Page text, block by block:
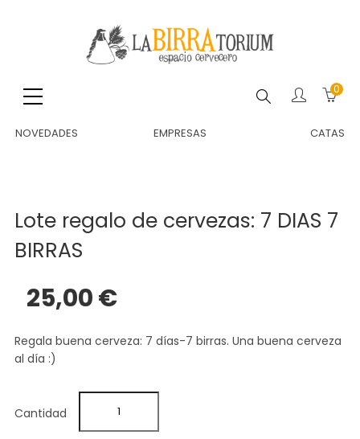
Buscar 0
NOVEDADES EMPRESAS CATAS
Lote regalo de cervezas: 7 DIAS 7
BIRRAS
25,00 €
Regala buena cerveza: 7 días-7 birras. Una buena cerveza
al día :)
Cantidad